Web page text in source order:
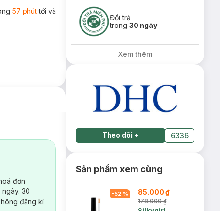
57 phúttới và
đơn
30
đăng kí
Đổi trả
trong30 ngày
Xem thêm
Theo dõi + 6336
Sản phẩm xem cùng
-52 % 85.000 ₫
178.000 ₫